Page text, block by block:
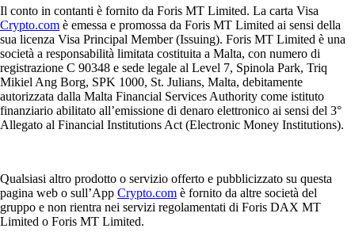
Il conto in contanti è fornito da Foris MT Limited. La carta Visa
Crypto.com è emessa e promossa da Foris MT Limited ai sensi della
sua licenza Visa Principal Member (Issuing). Foris MT Limited è una
società a responsabilità limitata costituita a Malta, con numero di
registrazione C 90348 e sede legale al Level 7, Spinola Park, Triq
Mikiel Ang Borg, SPK 1000, St. Julians, Malta, debitamente
autorizzata dalla Malta Financial Services Authority come istituto
finanziario abilitato all’emissione di denaro elettronico ai sensi del 3°
Allegato al Financial Institutions Act (Electronic Money Institutions).
Qualsiasi altro prodotto o servizio offerto e pubblicizzato su questa
pagina web o sull’App Crypto.com è fornito da altre società del
gruppo e non rientra nei servizi regolamentati di Foris DAX MT
Limited o Foris MT Limited.